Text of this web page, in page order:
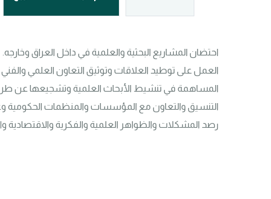
رصد المشكلات والظواهر العلمية والفكرية والاقتصادية